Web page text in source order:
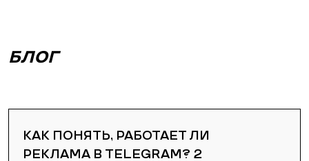
БЛОГ
КАК ПОНЯТЬ, РАБОТАЕТ ЛИ
РЕКЛАМА В TELEGRAM? 2